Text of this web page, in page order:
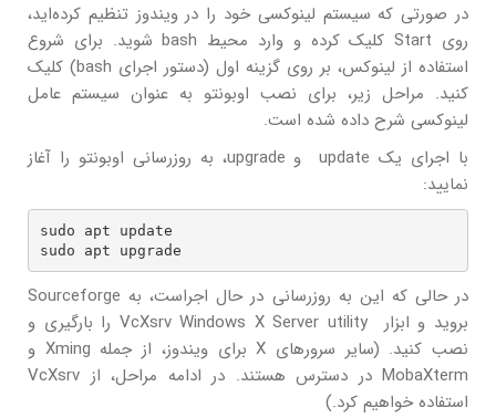
در صورتی که سیستم لینوکسی خود را در ویندوز تنظیم کرده‌اید،
روی Start کلیک کرده و وارد محیط bash شوید. برای شروع
استفاده از لینوکس، بر روی گزینه اول (دستور اجرای bash) کلیک
کنید. مراحل زیر، برای نصب اوبونتو به عنوان سیستم عامل
لینوکسی شرح داده شده است.
با اجرای یک update و upgrade، به روزرسانی اوبونتو را آغاز
نمایید:
sudo apt update
sudo apt upgrade
در حالی که این به روزرسانی در حال اجراست، به Sourceforge
بروید و ابزار VcXsrv Windows X Server utility را بارگیری و
نصب کنید. (سایر سرورهای X برای ویندوز، از جمله Xming و
MobaXterm در دسترس هستند. در ادامه مراحل، از VcXsrv
استفاده خواهیم کرد.)